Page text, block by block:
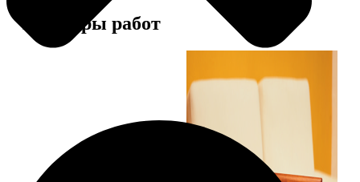
Примеры работ